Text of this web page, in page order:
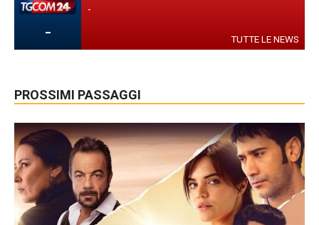
-
-
TUTTE LE NEWS
PROSSIMI PASSAGGI